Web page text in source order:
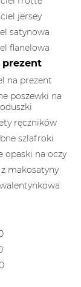
jersey
satynowa
flanelowa
prezent
na prezent
poszewki na
ręczników
szlafroki
opaski na oczy
makosatyny